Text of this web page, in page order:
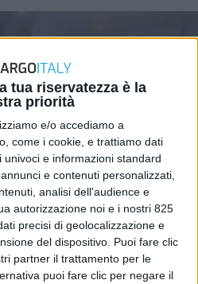
tua riservatezza è la
priorità
e/o accediamo a
come i cookie, e trattiamo dati
e informazioni standard
e contenuti personalizzati,
analisi dell'audience e
autorizzazione noi e i nostri 825
precisi di geolocalizzazione e
del dispositivo. Puoi fare clic
partner il trattamento per le
puoi fare clic per negare il